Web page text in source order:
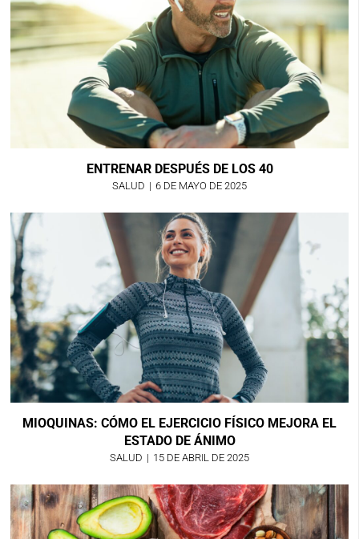
ENTRENAR DESPUÉS DE LOS 40
SALUD | 6 DE MAYO DE 2025
MIOQUINAS: CÓMO EL EJERCICIO FÍSICO MEJORA EL
ESTADO DE ÁNIMO
SALUD | 15 DE ABRIL DE 2025